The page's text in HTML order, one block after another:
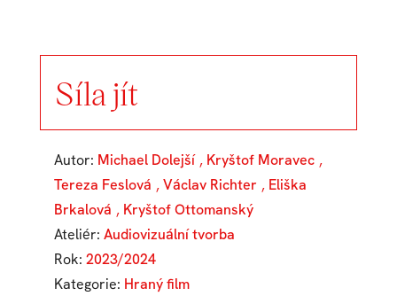
Síla jít
Autor: Michael Dolejší , Kryštof Moravec ,
Tereza Feslová ,Václav Richter , Eliška
Brkalová , Kryštof Ottomanský
Ateliér: Audiovizuální tvorba
Rok: 2023/2024
Kategorie: Hraný film